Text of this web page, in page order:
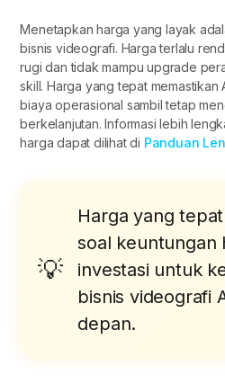
Menetapkan harga yang layak
bisnis videografi. Harga terlalu
rugi dan tidak mampu upgrade
skill. Harga yang tepat memastikan
biaya operasional sambil tetap
berkelanjutan. Informasi lebih
harga dapat dilihat di Panduan
Harga yang
soal keuntungan
investasi untuk
bisnis videografi
depan.